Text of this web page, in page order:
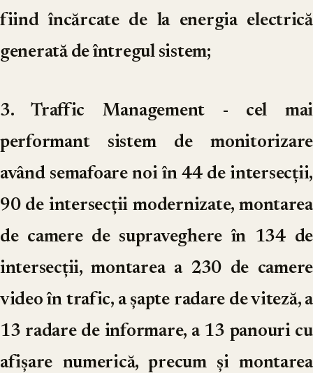
fiind încărcate de la energia electrică
generată de întregul sistem;
3. Traffic Management - cel mai
performant sistem de monitorizare
având semafoare noi în 44 de intersecții,
90 de intersecții modernizate, montarea
de camere de supraveghere în 134 de
intersecții, montarea a 230 de camere
video în trafic, a șapte radare de viteză, a
13 radare de informare, a 13 panouri cu
afișare numerică, precum și montarea